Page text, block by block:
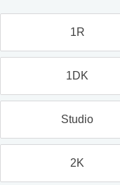
1R
1DK
Studio
2K